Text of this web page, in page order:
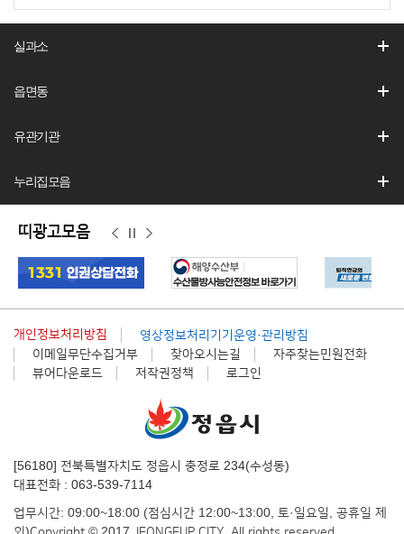
실과소
읍면동
유관기관
누리집모음
띠광고모음
이
전
정
지
다
개인정보처리방침
영상정보처리기기운영·관리방침
이메일무단수집거부
찾아오시는길
자주찾는민원전화
뷰어다운로드
저작권정책 로그인
[56180] 전북특별자치도 정읍시 충정로 234(수성동)
대표전화 : 063-539-7114
업무시간: 09:00~18:00 (점심시간 12:00~13:00, 토·일요일, 공휴일 제